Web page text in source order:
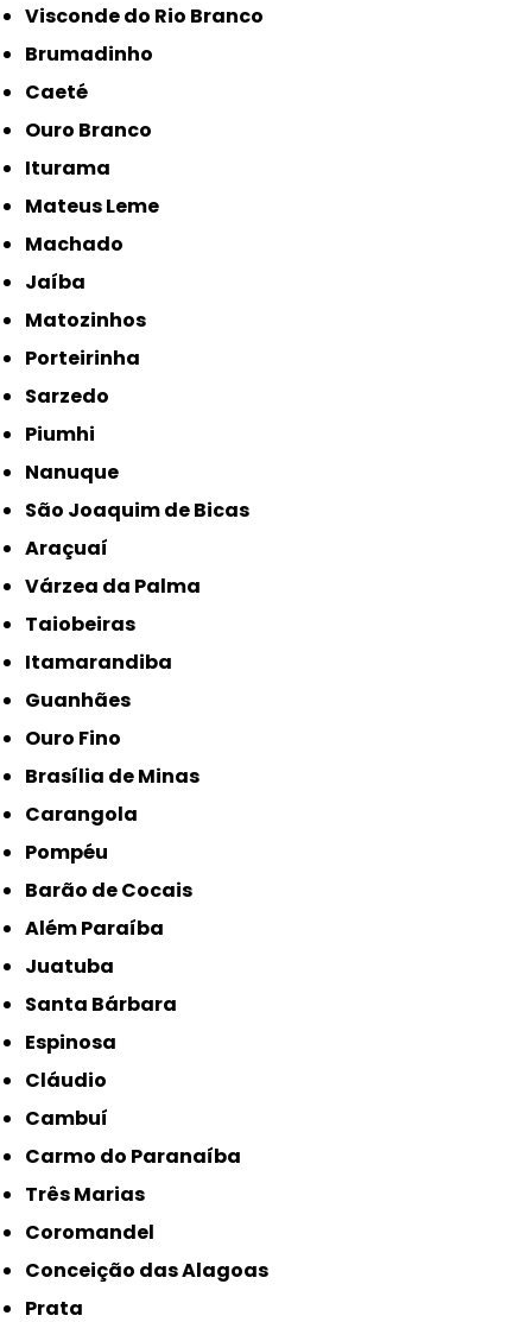
Visconde do Rio Branco
Brumadinho
Caeté
Ouro Branco
Iturama
Mateus Leme
Machado
Jaíba
Matozinhos
Porteirinha
Sarzedo
Piumhi
Nanuque
São Joaquim de Bicas
Araçuaí
Várzea da Palma
Taiobeiras
Itamarandiba
Guanhães
Ouro Fino
Brasília de Minas
Carangola
Pompéu
Barão de Cocais
Além Paraíba
Juatuba
Santa Bárbara
Espinosa
Cláudio
Cambuí
Carmo do Paranaíba
Três Marias
Coromandel
Conceição das Alagoas
Prata